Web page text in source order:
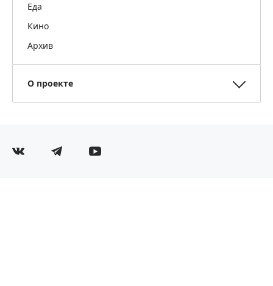
Еда
Кино
Архив
О проекте